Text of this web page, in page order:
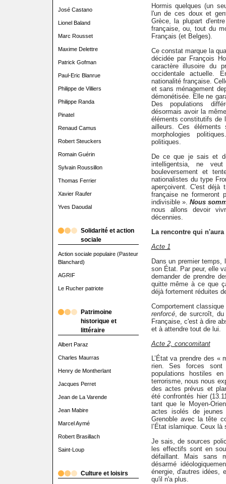
José Castano
Lionel Baland
Marc Rousset
Maxime Delettre
Patrick Gofman
Paul-Eric Blanrue
Philippe de Villiers
Philippe Randa
Pinatel
Renaud Camus
Robert Steuckers
Romain Guérin
Sylvain Roussillon
Thomas Ferrier
Xavier Raufer
Yves Daoudal
Solidarité et action
sociale
Action sociale populaire (Pasteur
Blanchard)
AGRIF
Le Rucher patriote
Patrimoine
historique et
littéraire
Albert Paraz
Charles Maurras
Henry de Montherlant
Jacques Perret
Jean de La Varende
Jean Mabire
Marcel Aymé
Robert Brasillach
Saint-Loup
Culture et loisirs
Hormis quelques (un
l'un de ces doux et
Grèce, la plupart
française, ou, tout du
Français (et Belges).
Ce constat marque la
décidée par François
caractère illusoire du
occidentale actuelle.
nationalité française.
et sans ménagement
démonétisée. Elle ne
Des populations
désormais avoir la
éléments constitutifs de
ailleurs. Ces
morphologies
politiques.
De ce que je sais et
intelligentsia, ne
bouleversement et
nationalistes du type
aperçoivent. C'est déjà
française ne formeront
indivisible ». Nous
nous allons devoir
décennies.
La rencontre qui n'aura
Acte 1
Dans un premier
son État. Par peur, elle
demander de prendre
quitte même à ce que
déjà fortement réduites
Comportement
renforcé, de surcroît, du
Française, c'est à dire
et à attendre tout de lui.
Acte 2, concomitant
L’État va prendre des
rien. Ses forces
populations hostiles
terrorisme, nous nous
des actes prévus et
été confrontés hier
tant que le Moyen-
actes isolés de
Grenoble avec la tête
l’État islamique. Ceux
Je sais, de sources
les effectifs sont en
défaillant. Mais sans
désarmé
énergie, d'autres idées,
qu'il n'a plus.